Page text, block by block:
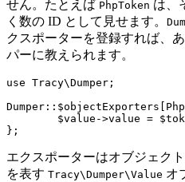
せん。たとえば PhpToken は、
く数の ID として見せます。
クスポーターを登録すれば、
パーに教えられます。
use Tracy\Dumper;
エクスポーターはオブジェク
を表す Tracy\Dumper\Value オ